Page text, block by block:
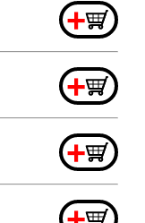
+
+
+